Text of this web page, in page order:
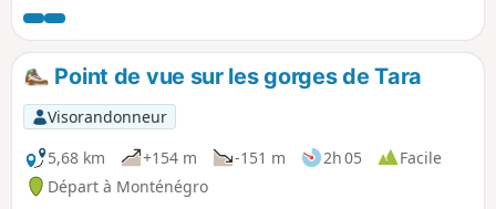
préféré suivre la piste. Le point de vue en haut vaut l'effort
et les multiples clairière dans la forêt sont vraiment très
belles.Point de vue sur les gorges de Tara
Visorandonneur
5,68 km
+154 m -151 m 2h 05
Facile
Départ à Monténégro